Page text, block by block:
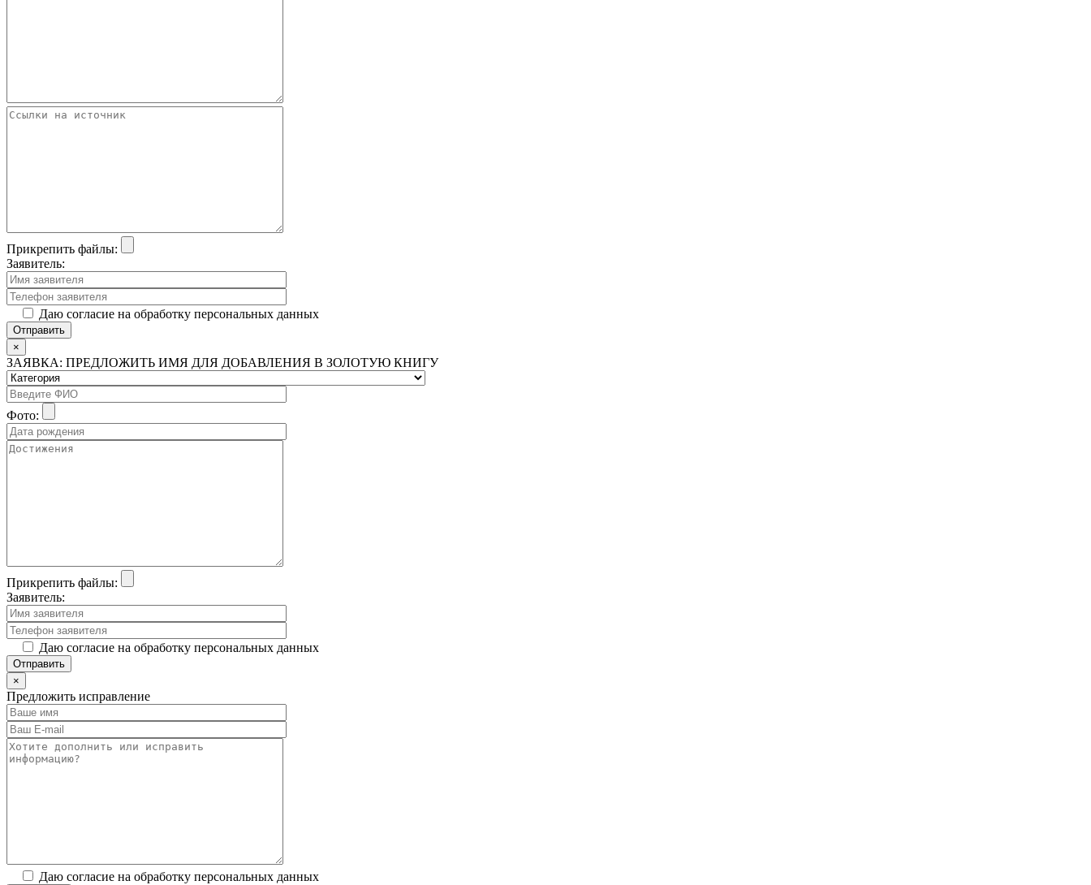
Прикрепить файлы:
Заявитель:
Даю согласие на обработку персональных данных
×
ЗАЯВКА: ПРЕДЛОЖИТЬ ИМЯ ДЛЯ ДОБАВЛЕНИЯ В ЗОЛОТУЮ КНИГУ
Фото:
Прикрепить файлы:
Заявитель:
Даю согласие на обработку персональных данных
×
Предложить исправление
Даю согласие на обработку персональных данных